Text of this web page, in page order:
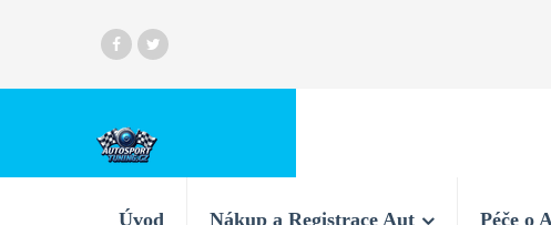
Úvod Nákup a Registrace Aut Péče o